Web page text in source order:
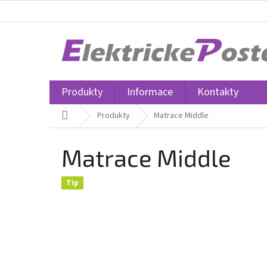
Produkty Informace Kontakty
Domů Produkty Matrace Middle
Matrace Middle
Tip